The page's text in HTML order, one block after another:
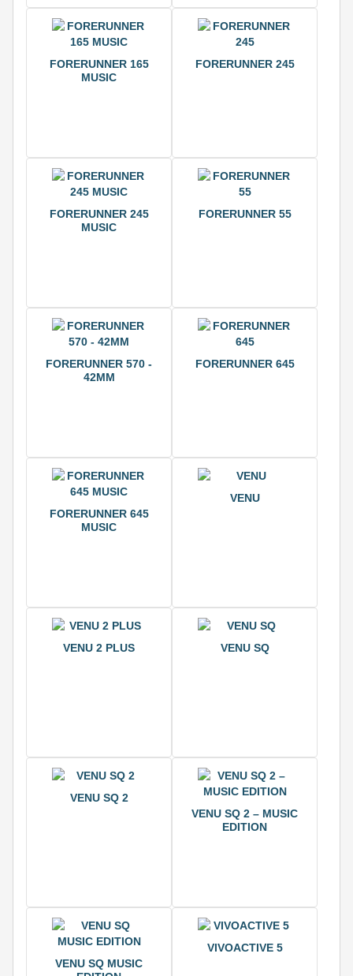
FORERUNNER 165
MUSIC
FORERUNNER 245
FORERUNNER 245
MUSIC
FORERUNNER 55
FORERUNNER 570 -
42MM
FORERUNNER 645
FORERUNNER 645
MUSIC
VENU
VENU 2 PLUS VENU SQ
VENU SQ 2
VENU SQ 2 – MUSIC
EDITION
VENU SQ MUSIC
VIVOACTIVE 5